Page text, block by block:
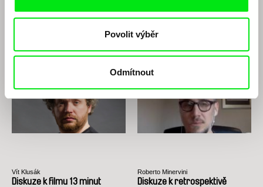
Povolit výběr
Odmítnout
Dagmar Smržová
dokážeš
Vít Klusák
Diskuze k filmu 13 minut
Roberto Minervini
Diskuze k retrospektivě